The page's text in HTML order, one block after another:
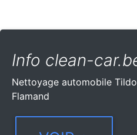
Info clean-
Nettoyage automobile
Flamand